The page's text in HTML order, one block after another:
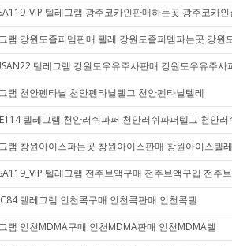
텔레그램 광주코카인판매하는곳 광주코카
램 강원도졸피뎀판매 텔레 강원도졸피뎀파는곳 강원
텔레그램 강원도우유주사판매 강원도우유주사
램 천안펜타닐 천안펜타닐텔그 천안펜타닐텔레
텔레그램 천안러쉬파퍼 천안러쉬파퍼텔그 천안
램 창원아이스파는곳 창원아이스판매 창원아이스텔레
텔레그램 전주브액구매 전주브액구입 전주
텔레그램 인천콕구매 인천콕판매 인천콕텔
램 인천MDMA구매 인천MDMA판매 인천MDMA텔